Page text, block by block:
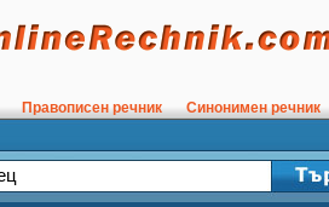
Правописен речник Синонимен речник